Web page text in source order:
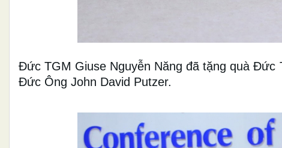
Đức TGM Giuse Nguyễn Năng đã tặng quà Đức
Đức Ông John David Putzer.